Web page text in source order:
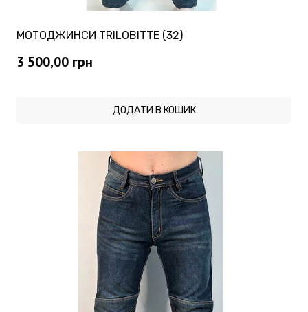
МОТОДЖИНСИ TRILOBITTE (32)
3 500,00 грн
ДОДАТИ В КОШИК